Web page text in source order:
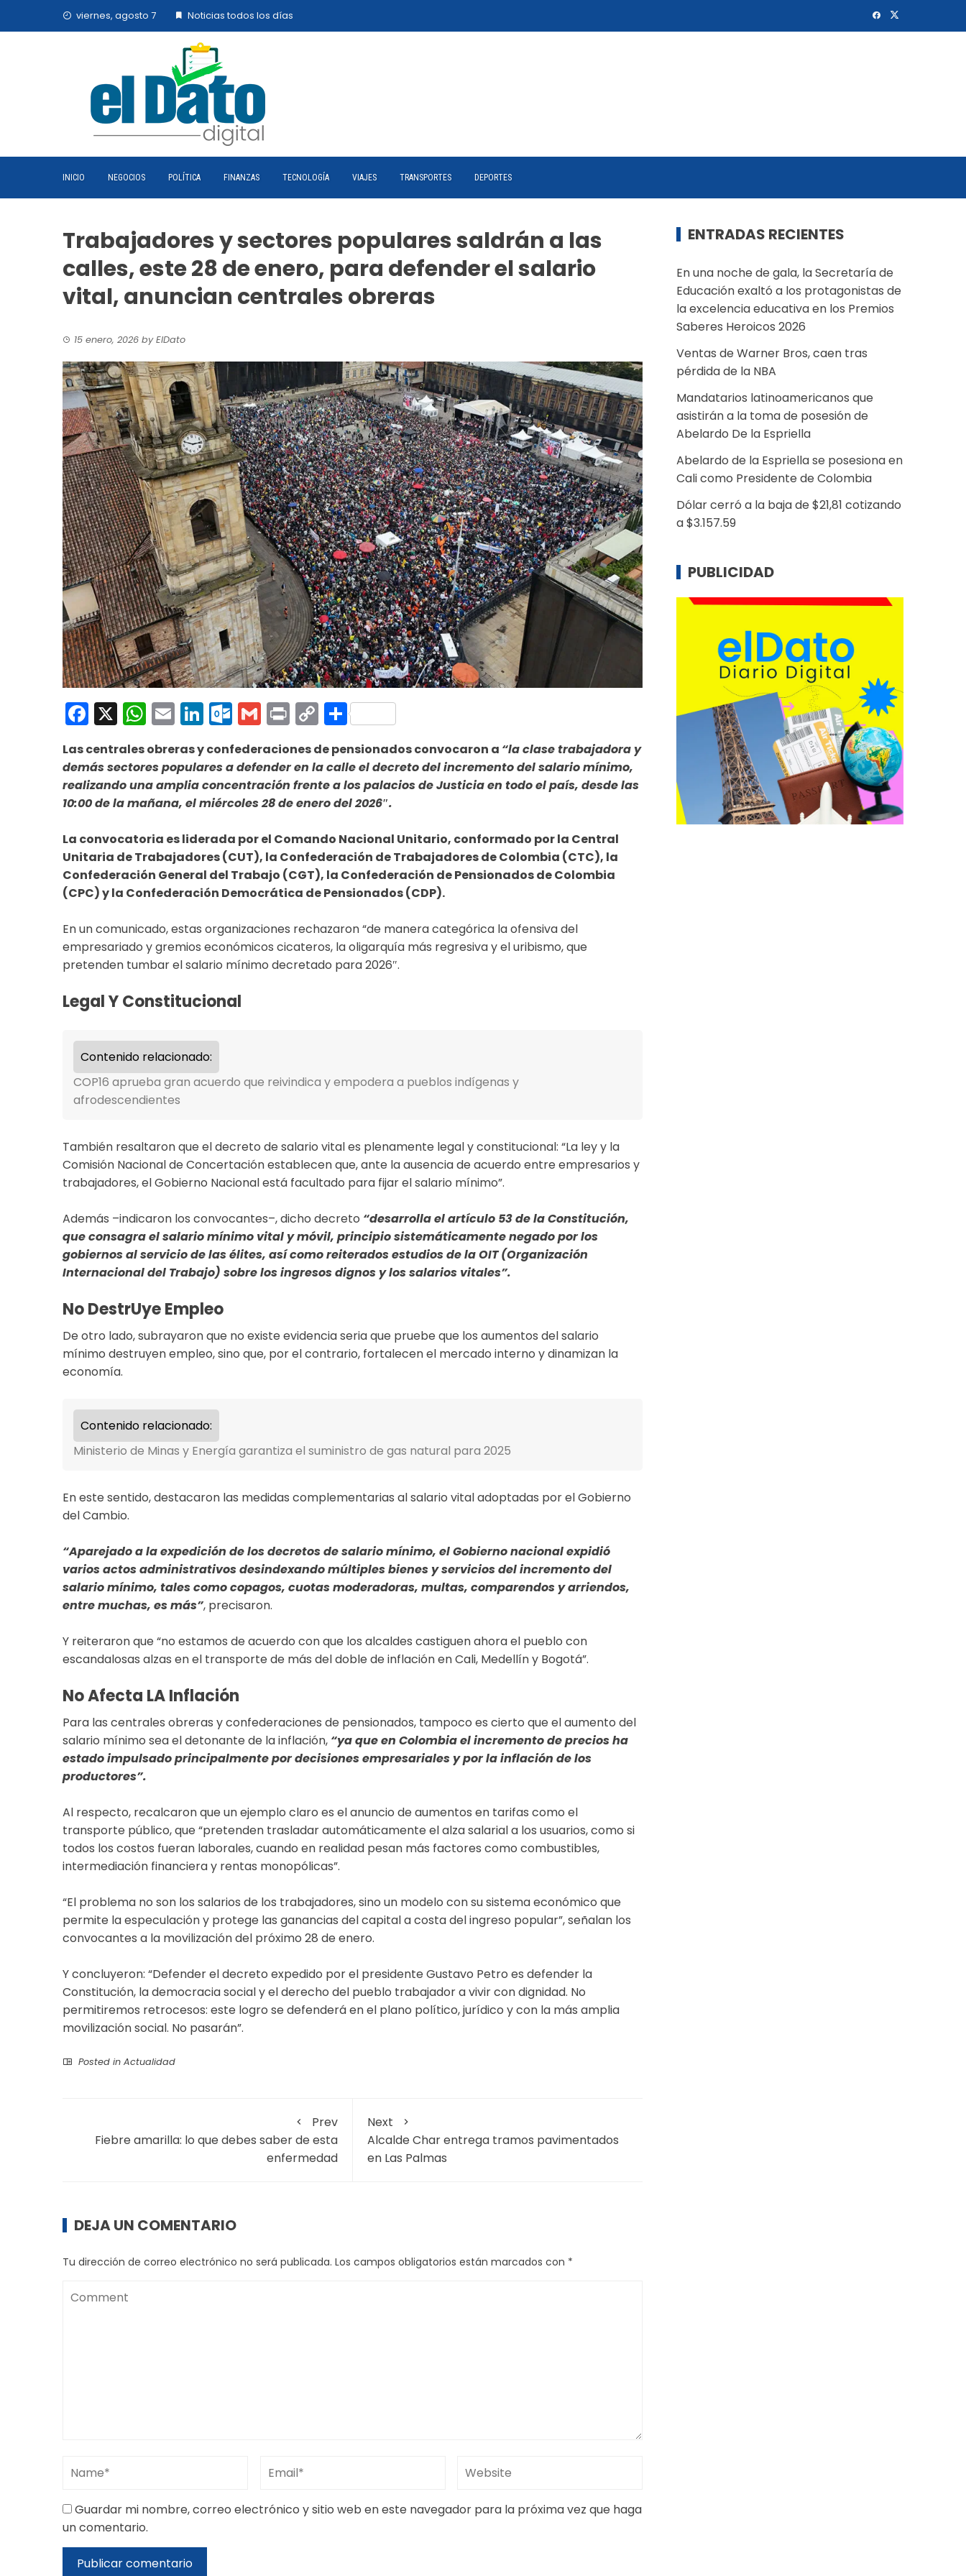
viernes, agosto 7 Noticias todos los días
INICIO NEGOCIOS POLÍTICA FINANZAS TECNOLOGÍA VIAJES TRANSPORTES DEPORTES
Trabajadores y sectores populares saldrán a las
calles, este 28 de enero, para defender el salario
vital, anuncian centrales obreras
15 enero, 2026 byElDato
Facebook
X WhatsApp
EmailLinkedIn
Outlook.com
Gmail
PrintCopy
Link
Compartir
Las centrales obreras y confederaciones de pensionados convocaron a “la clase trabajadora y
demás sectores populares a defender en la calle el decreto del incremento del salario mínimo,
realizando una amplia concentración frente a los palacios de Justicia en todo el país, desde las
10:00 de la mañana, el miércoles 28 de enero del 2026″.
La convocatoria es liderada por el Comando Nacional Unitario, conformado por la Central
Unitaria de Trabajadores (CUT), la Confederación de Trabajadores de Colombia (CTC), la
Confederación General del Trabajo (CGT), la Confederación de Pensionados de Colombia
(CPC) y la Confederación Democrática de Pensionados (CDP).
En un comunicado, estas organizaciones rechazaron “de manera categórica la ofensiva del
empresariado y gremios económicos cicateros, la oligarquía más regresiva y el uribismo, que
pretenden tumbar el salario mínimo decretado para 2026″.
​Legal Y Constitucional
Contenido relacionado:
COP16 aprueba gran acuerdo que reivindica y empodera a pueblos indígenas y
afrodescendientes
También resaltaron que el decreto de salario vital es plenamente legal y constitucional: “La ley y la
Comisión Nacional de Concertación establecen que, ante la ausencia de acuerdo entre empresarios y
trabajadores, el Gobierno Nacional está facultado para fijar el salario mínimo”.
Además –indicaron los convocantes–, dicho decreto “desarrolla el artículo 53 de la Constitución,
que consagra el salario mínimo vital y móvil, principio sistemáticamente negado por los
gobiernos al servicio de las élites, así como reiterados estudios de la OIT (Organización
Internacional del Trabajo) sobre los ingresos dignos y los salarios vitales”.
​No Destr​uye Empleo
De otro lado, subrayaron que no existe evidencia seria que pruebe que los aumentos del salario
mínimo destruyen empleo, sino que, por el contrario, fortalecen el mercado interno y dinamizan la
economía.
Contenido relacionado:
Ministerio de Minas y Energía garantiza el suministro de gas natural para 2025
En este sentido, destacaron las medidas complementarias al salario vital adoptadas por el Gobierno
del Cambio.
“Aparejado a la expedición de los decretos de salario mínimo, el Gobierno nacional expidió
varios actos administrativos desindexando múltiples bienes y servicios del incremento del
salario mínimo, tales como copagos, cuotas moderadoras, multas, comparendos y arriendos,
entre muchas, es más”, precisaron.
Y reiteraron que “no estamos de acuerdo con que los alcaldes castiguen ahora el pueblo con
escandalosas alzas en el transporte de más del doble de inflación en Cali, Medellín y Bogotá”.
No Afecta L​​​a Inflación
Para las centrales obreras y confederaciones de pensionados, tampoco es cierto que el aumento del
salario mínimo sea el detonante de la inflación, “ya que en Colombia el incremento de precios ha
estado impulsado principalmente por decisiones empresariales y por la inflación de los
productores”.
Al respecto, recalcaron que un ejemplo claro es el anuncio de aumentos en tarifas como el
transporte público, que “pretenden trasladar automáticamente el alza salarial a los usuarios, como si
todos los costos fueran laborales, cuando en realidad pesan más factores como combustibles,
intermediación financiera y rentas monopólicas”.
“El problema no son los salarios de los trabajadores, sino un modelo con su sistema económico que
permite la especulación y protege las ganancias del capital a costa del ingreso popular”, señalan los
convocantes a la movilización del próximo 28 de enero.
Y concluyeron: “Defender el decreto expedido por el presidente Gustavo Petro es defender la
Constitución, la democracia social y el derecho del pueblo trabajador a vivir con dignidad. No
permitiremos retrocesos: este logro se defenderá en el plano político, jurídico y con la más amplia
movilización social. No pasarán”.
Posted in Actualidad
Prev
Fiebre amarilla: lo que debes saber de esta
enfermedad
Next
Alcalde Char entrega tramos pavimentados
en Las Palmas
DEJA UN COMENTARIO
Tu dirección de correo electrónico no será publicada. Los campos obligatorios están marcados con *
Guardar mi nombre, correo electrónico y sitio web en este navegador para la próxima vez que haga
un comentario.
ENTRADAS RECIENTES
En una noche de gala, la Secretaría de
Educación exaltó a los protagonistas de
la excelencia educativa en los Premios
Saberes Heroicos 2026
Ventas de Warner Bros, caen tras
pérdida de la NBA
Mandatarios latinoamericanos que
asistirán a la toma de posesión de
Abelardo De la Espriella
Abelardo de la Espriella se posesiona en
Cali como Presidente de Colombia
Dólar cerró a la baja de $21,81 cotizando
a $3.157.59
PUBLICIDAD